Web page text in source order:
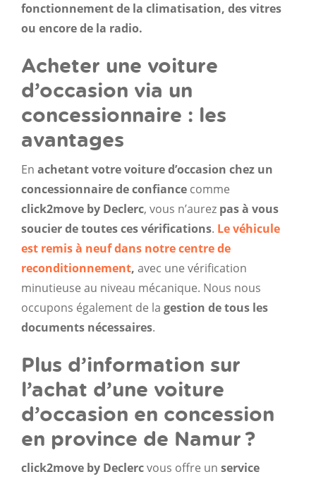
fonctionnement de la climatisation, des vitres
ou encore de la radio.
Acheter une voiture
d’occasion via un
concessionnaire : les
avantages
En achetant votre voiture d’occasion chez un
concessionnaire de confiance comme
click2move by Declerc, vous n’aurez pas à vous
soucier de toutes ces vérifications. Le véhicule
est remis à neuf dans notre centre de
reconditionnement, avec une vérification
minutieuse au niveau mécanique. Nous nous
occupons également de la gestion de tous les
documents nécessaires.
Plus d’information sur
l’achat d’une voiture
d’occasion en concession
en province de Namur ?
click2move by Declercvous offre un service